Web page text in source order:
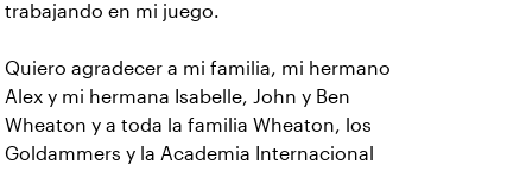
trabajando en mi juego.
Quiero agradecer a mi familia, mi hermano
Alex y mi hermana Isabelle, John y Ben
Wheaton y a toda la familia Wheaton, los
Goldammers y la Academia Internacional